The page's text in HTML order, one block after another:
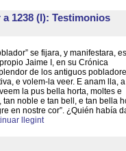
1238 (I): Testimonios
se fijara, y manifestara,
Jaime I, en su Crónica
de los antiguos
e volem-la veer. E anam lla, a
la pus bella horta, moltes e
noble e tan bell, e tan bella
en nostre cor”. ¿Quién había
llegint